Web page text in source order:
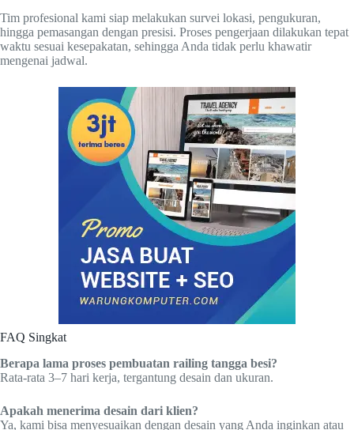
Tim profesional kami siap melakukan survei lokasi, pengukuran,
hingga pemasangan dengan presisi. Proses pengerjaan dilakukan tepat
waktu sesuai kesepakatan, sehingga Anda tidak perlu khawatir
mengenai jadwal.
FAQ Singkat
Berapa lama proses pembuatan railing tangga besi?
Rata-rata 3–7 hari kerja, tergantung desain dan ukuran.
Apakah menerima desain dari klien?
Ya, kami bisa menyesuaikan dengan desain yang Anda inginkan atau